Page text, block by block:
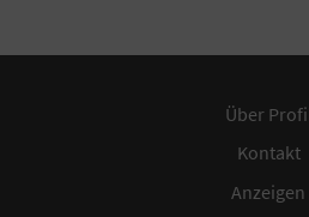
Über
Kontakt
Anzeigen